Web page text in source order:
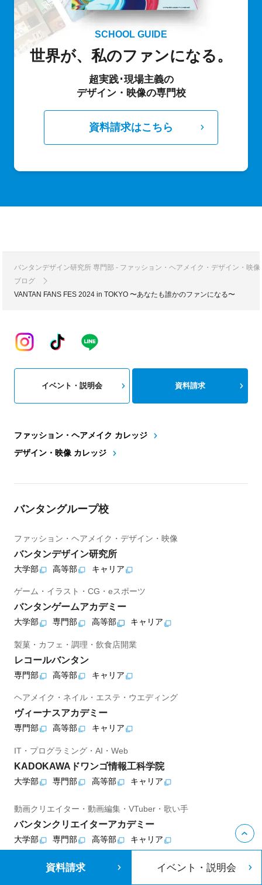
SCHOOL GUIDE
世界が、私のファンになる。
超実践･現場主義の
デザイン・映像の専門校
資料請求はこちら
バンタンデザイン研究所 専門部 - ファッション・ヘアメイク・デザイン・映
ブログ
VANTAN FANS FES 2024 in TOKYO 〜あなたも誰かのファンになる〜
ファッション・ヘアメイク カレッジ
デザイン・映像 カレッジ
イベント・説明会 資料請求
バンタングループ校
ファッション・ヘアメイク・デザイン・映像
バンタンデザイン研究所
大学部 高等部 キャリア
ゲーム・イラスト・CG・eスポーツ
バンタンゲームアカデミー
大学部 専門部 高等部 キャリア
製菓・カフェ・調理・飲食店開業
レコールバンタン
専門部 高等部 キャリア
ヘアメイク・ネイル・エステ・ウエディング
ヴィーナスアカデミー
専門部 高等部 キャリア
IT・プログラミング・AI・Web
KADOKAWAドワンゴ情報工科学院
大学部 専門部 高等部 キャリア
動画クリエイター・動画編集・VTuber・歌い手
バンタンクリエイターアカデミー
大学部 専門部 高等部 キャリア
アニメ・声優・アニメCG・アニメ監督
資料請求 イベント・説明会